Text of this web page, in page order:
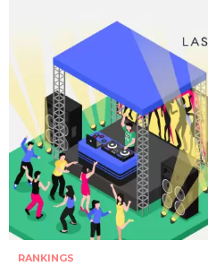
RANKINGS